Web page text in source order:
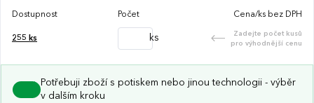
Dostupnost Počet Cena/ks bez DPH
255 ks ks
Zadejte počet kusů
pro výhodnější cenu
Potřebuji zboží s potiskem nebo jinou technologii - výběr
v dalším kroku